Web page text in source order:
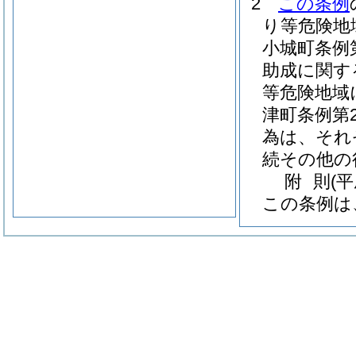
り等危険
小城町条例
助成に関す
等危険地
津町条例第
為は、そ
続その他
附 則 (
この条例